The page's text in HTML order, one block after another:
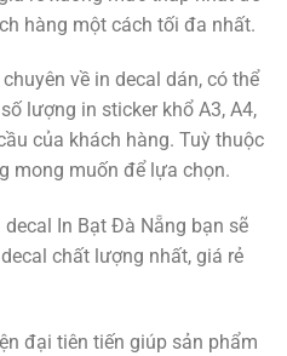
hàng một cách tối đa nhất.
về in decal dán, có thể
lượng in sticker khổ A3, A4,
của khách hàng. Tuỳ thuộc
mong muốn để lựa chọn.
In Bạt Đà Nẵng bạn sẽ
chất lượng nhất, giá rẻ
đại tiên tiến giúp sản phẩm